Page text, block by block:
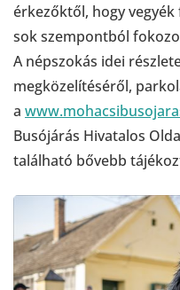
érkezőktől, hogy
sok szempontból
A népszokás idei
megközelítéséről,
a
Busójárás Hivatalos
található bővebb